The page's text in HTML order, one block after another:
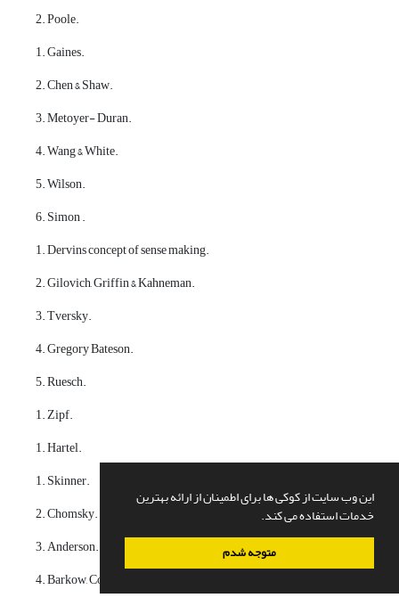
این وب سایت از کوکی ها برای اطمینان از ارائه بهترین
خدمات استفاده می کند.
متوجه شدم
2. Poole.
1. Gaines.
2. Chen & Shaw.
3. Metoyer- Duran.
4. Wang & White.
5. Wilson.
6. Simon .
1. Dervins concept of sense making.
2. Gilovich, Griffin & Kahneman.
3. Tversky.
4. Gregory Bateson.
5. Ruesch.
1. Zipf.
1. Hartel.
1. Skinner.
2. Chomsky.
3. Anderson.
4. Barkow, Cosmides & Tooby.